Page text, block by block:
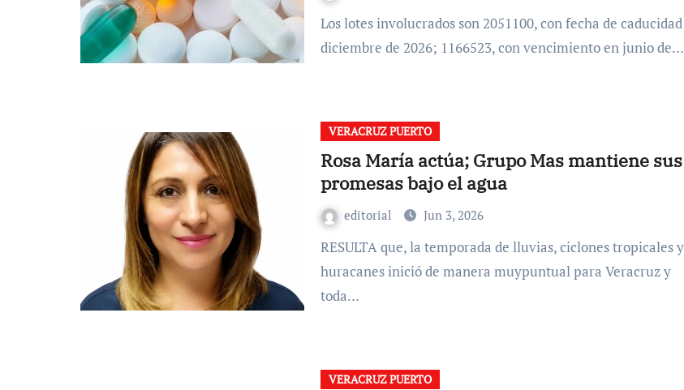
Los lotes involucrados son 2051100, con fecha de caducidad
diciembre de 2026; 1166523, con vencimiento en junio de…
VERACRUZ PUERTO
Rosa María actúa; Grupo Mas mantiene sus
promesas bajo el agua
editorial Jun 3, 2026
RESULTA que, la temporada de lluvias, ciclones tropicales y
huracanes inició de manera muypuntual para Veracruz y
toda…
VERACRUZ PUERTO